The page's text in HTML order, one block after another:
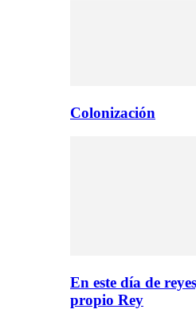
Colonización
En este día de
propio Rey